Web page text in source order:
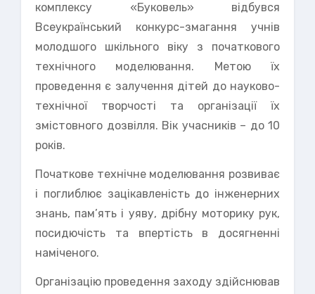
комплексу «Буковель» відбувся
Всеукраїнський конкурс-змагання учнів
молодшого шкільного віку з початкового
технічного моделювання. Метою їх
проведення є залучення дітей до науково-
технічної творчості та організації їх
змістовного дозвілля. Вік учасників – до 10
років.
Початкове технічне моделювання розвиває
і поглиблює зацікавленість до інженерних
знань, пам’ять і уяву, дрібну моторику рук,
посидючість та впертість в досягненні
наміченого.
Організацію проведення заходу здійснював